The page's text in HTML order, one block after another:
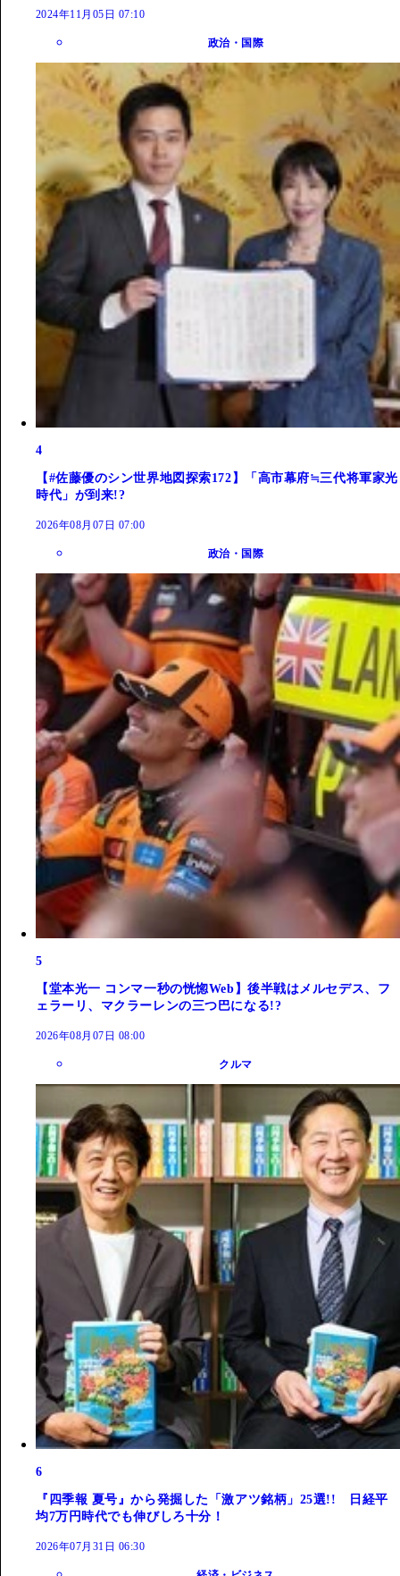
2024年11月05日 07:10
政治・国際
4
【#佐藤優のシン世界地図探索172】「高市幕府≒三代将軍家光
時代」が到来!?
2026年08月07日 07:00
政治・国際
5
【堂本光一 コンマ一秒の恍惚Web】後半戦はメルセデス、フ
ェラーリ、マクラーレンの三つ巴になる!?
2026年08月07日 08:00
クルマ
6
『四季報 夏号』から発掘した「激アツ銘柄」25選!! 日経平
均7万円時代でも伸びしろ十分！
2026年07月31日 06:30